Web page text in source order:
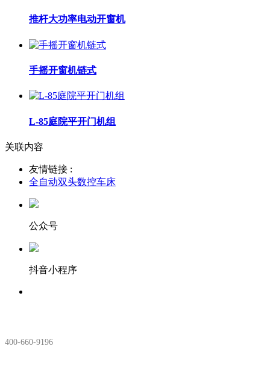
推杆大功率电动开窗机
手摇开窗机链式
L-85庭院平开门机组
关联内容
友情链接 :
全自动双头数控车床
公众号
抖音小程序
400-660-9196